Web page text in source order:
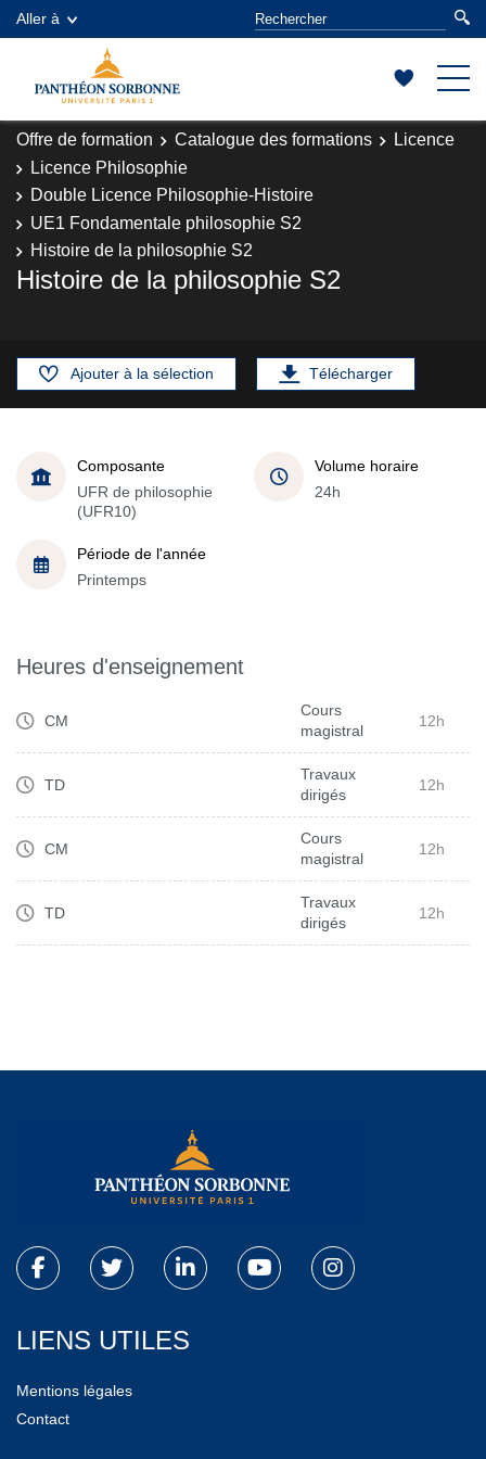
Aller à
Offre de formation Catalogue des formations
Licence
Licence Philosophie
Double Licence Philosophie-Histoire
UE1 Fondamentale philosophie S2
Histoire de la philosophie S2
Histoire de la philosophie S2
Ajouter à la sélection Télécharger
Composante
UFR de philosophie
(UFR10)
Volume horaire
24h
Période de l'année
Printemps
Heures d'enseignement
CM
Cours
magistral
12h
TD
Travaux
dirigés
12h
CM
Cours
magistral
12h
TD
Travaux
dirigés
12h
LIENS UTILES
Mentions légales
Contact